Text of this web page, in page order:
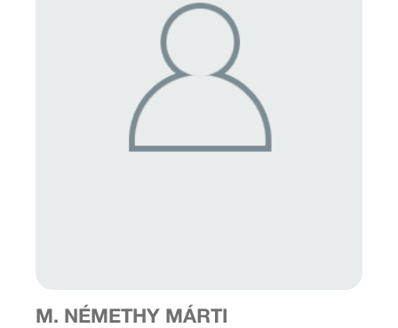
M. NÉMETHY MÁRTI